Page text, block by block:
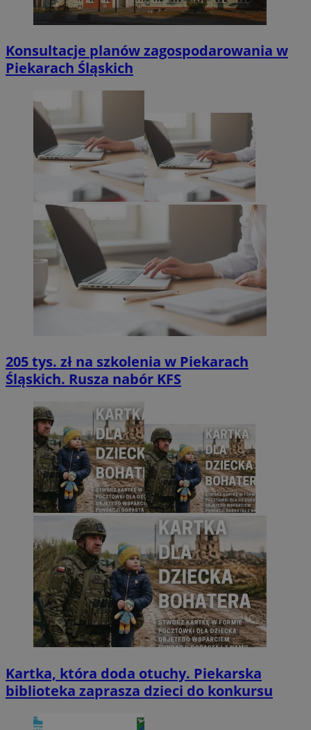
Konsultacje planów zagospodarowania w
Piekarach Śląskich
205 tys. zł na szkolenia w Piekarach
Śląskich. Rusza nabór KFS
Kartka, która doda otuchy. Piekarska
biblioteka zaprasza dzieci do konkursu